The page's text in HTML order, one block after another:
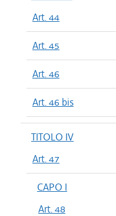
Art. 44
Art. 45
Art. 46
Art. 46 bis
TITOLO IV
Art. 47
CAPO I
Art. 48